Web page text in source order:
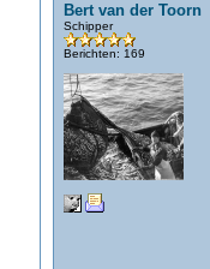
Bert van der Toorn
Schipper
Berichten: 169